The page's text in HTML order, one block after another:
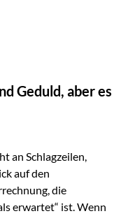
nicht die
ausgeweiteten
an den
ein bewährter Anker.
Geduld, aber es
an Schlagzeilen,
auf den
die
erwartet“ ist. Wenn